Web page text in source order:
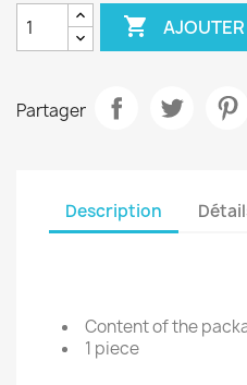

Partager
Description
Content of the
1 piece